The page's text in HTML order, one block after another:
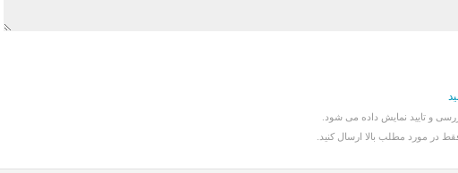
و تایید نمایش داده می شود.
در مورد مطلب بالا ارسال کنید.